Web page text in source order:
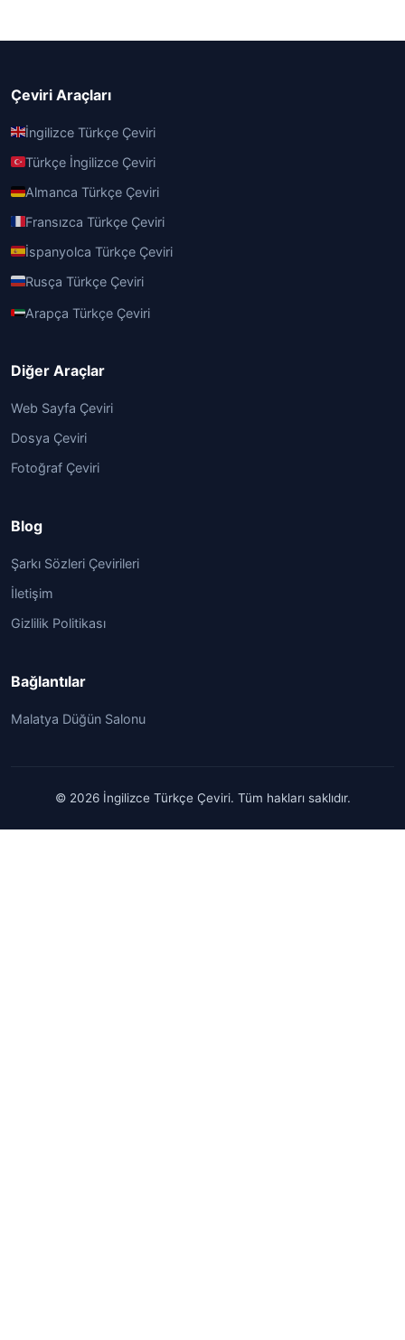
Çeviri Araçları
İngilizce Türkçe Çeviri
Türkçe İngilizce Çeviri
Almanca Türkçe Çeviri
Fransızca Türkçe Çeviri
İspanyolca Türkçe Çeviri
Rusça Türkçe Çeviri
Arapça Türkçe Çeviri
Diğer Araçlar
Web Sayfa Çeviri
Dosya Çeviri
Fotoğraf Çeviri
Blog
Şarkı Sözleri Çevirileri
İletişim
Gizlilik Politikası
Bağlantılar
Malatya Düğün Salonu
© 2026 İngilizce Türkçe Çeviri. Tüm hakları saklıdır.